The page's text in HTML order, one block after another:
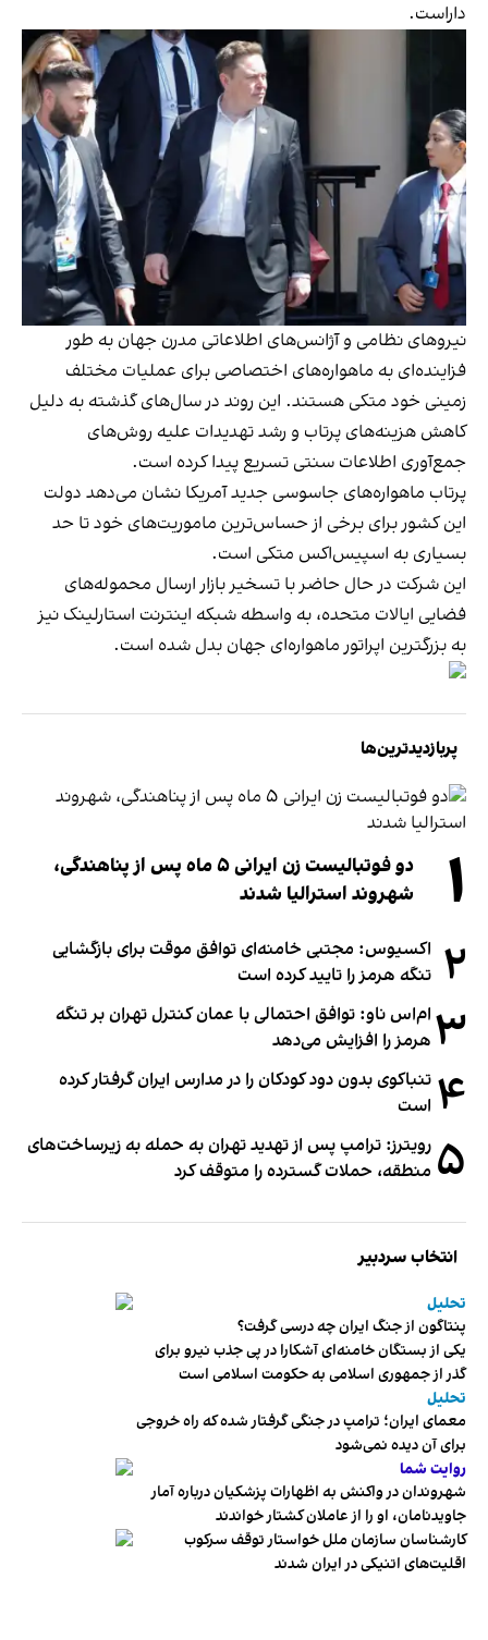
داراست.
نیروهای نظامی و آژانس‌های اطلاعاتی مدرن جهان به طور
فزاینده‌ای به ماهواره‌های اختصاصی برای عملیات مختلف
زمینی خود متکی هستند. این روند در سال‌های گذشته به دلیل
کاهش هزینه‌های پرتاب و رشد تهدیدات علیه روش‌های
جمع‌آوری اطلاعات سنتی تسریع پیدا کرده است.
پرتاب ماهواره‌های جاسوسی جدید آمریکا نشان می‌دهد دولت
این کشور برای برخی از حساس‌ترین ماموریت‌های خود تا حد
بسیاری به اسپیس‌اکس متکی است.
این شرکت در حال حاضر با تسخیر بازار ارسال محموله‌های
فضایی ایالات متحده، به واسطه شبکه اینترنت استارلینک نیز
به بزرگترین اپراتور ماهواره‌ای جهان بدل شده است.
پربازدیدترین‌ها
۱
دو فوتبالیست زن ایرانی ۵ ماه پس از پناهندگی،
شهروند استرالیا شدند
۲ اکسیوس: مجتبی خامنه‌ای توافق موقت برای بازگشایی
تنگه هرمز را تایید کرده است
۳ ام‌اس ناو: توافق احتمالی با عمان کنترل تهران بر تنگه
هرمز را افزایش می‌دهد
۴ تنباکوی بدون دود کودکان را در مدارس ایران گرفتار کرده
است
۵ رویترز: ترامپ پس از تهدید تهران به حمله به زیرساخت‌های
منطقه، حملات گسترده را متوقف کرد
انتخاب سردبیر
تحلیل
پنتاگون از جنگ ایران چه درسی گرفت؟
یکی از بستگان خامنه‌ای آشکارا در پی جذب نیرو برای
گذر از جمهوری اسلامی به حکومت اسلامی است
تحلیل
معمای ایران؛ ترامپ در جنگی گرفتار شده که راه خروجی
برای آن دیده نمی‌شود
روایت شما
شهروندان در واکنش به اظهارات پزشکیان درباره آمار
جاویدنامان، او را از عاملان کشتار خواندند
کارشناسان سازمان ملل خواستار توقف سرکوب
اقلیت‌های اتنیکی در ایران شدند